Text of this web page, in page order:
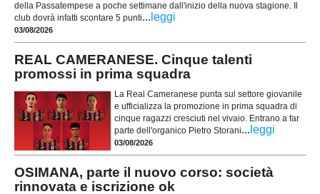
della Passatempese a poche settimane dall'inizio della nuova stagione. Il
club dovrà infatti scontare 5 punti... leggi
03/08/2026
REAL CAMERANESE. Cinque talenti
promossi in prima squadra
La Real Cameranese punta sul settore giovanile
e ufficializza la promozione in prima squadra di
cinque ragazzi cresciuti nel vivaio. Entrano a far
parte dell'organico Pietro Storani... leggi
03/08/2026
OSIMANA, parte il nuovo corso: società
rinnovata e iscrizione ok